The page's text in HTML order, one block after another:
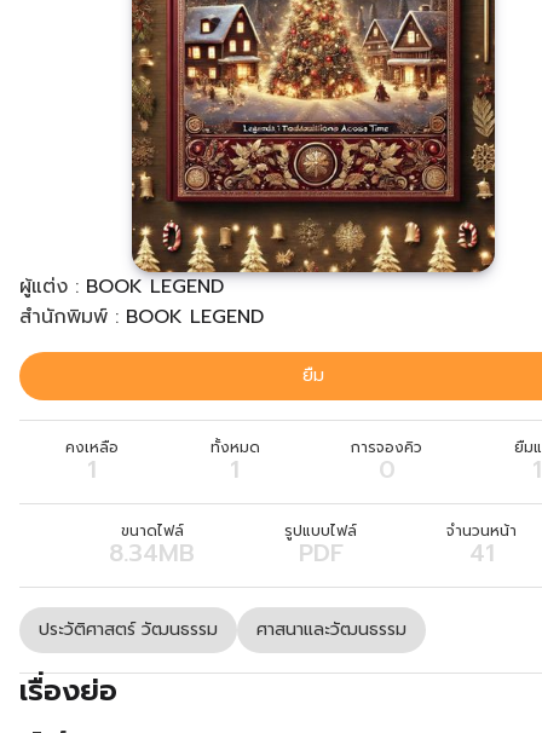
ผู้แต่ง : BOOK LEGEND
สำนักพิมพ์ : BOOK LEGEND
ยืม
คงเหลือ
1
ทั้งหมด
1
การจองคิว
0
ยืม
1
ขนาดไฟล์
8.34MB
รูปแบบไฟล์
PDF
จำนวนหน้า
41
ประวัติศาสตร์ วัฒนธรรม ศาสนาและวัฒนธรรม
เรื่องย่อ